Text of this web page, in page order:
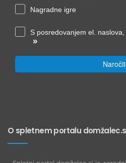
Nagradne igre
S posredovanjem el.
»
O spletnem portalu